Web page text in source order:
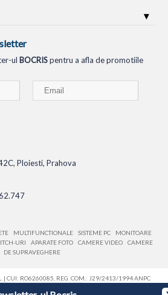
ul BOCRISpentru a afla de promotiile
Ploiesti, Prahova
MULTIFUNCTIONALE SISTEME PC
MONITOARE
URI APARATE FOTO CAMERE VIDEO
CAMERE
DE SUPRAVEGHERE
| CUI: RO6260085, REG. COM.: J29/2413/1994ANPC